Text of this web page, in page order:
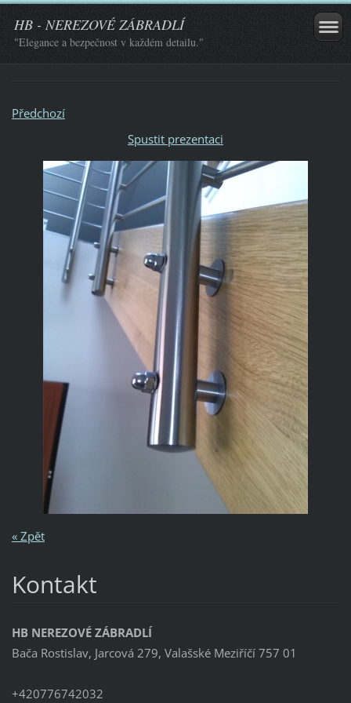
HB - NEREZOVÉ ZÁBRADLÍ
"Elegance a bezpečnost v každém detailu."
Předchozí
Spustit prezentaci
« Zpět
Kontakt
HB NEREZOVÉ ZÁBRADLÍ
Bača Rostislav, Jarcová 279, Valašské Meziříčí 757 01
+420776742032